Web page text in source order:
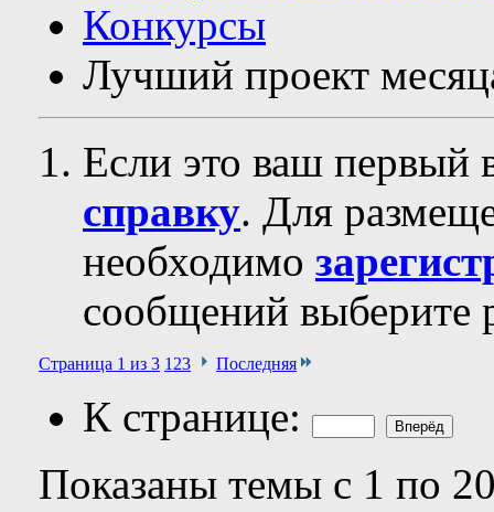
Конкурсы
Лучший проект
Если это ваш первый
справку. Для
необходимо
сообщений выберите
Страница 1 из 3 1 23 Последняя
К странице:
Показаны темы с 1 по